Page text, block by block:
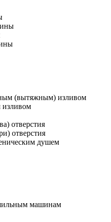
(вытяжным) изливом
изливом
отверстия
отверстия
душем
машинам